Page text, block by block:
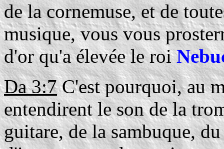
de la cornemuse, et de
musique, vous vous
d'or qu'a élevée le roi
Da 3:7C'est pourquoi, au
entendirent le son de la
guitare, de la sambuque,